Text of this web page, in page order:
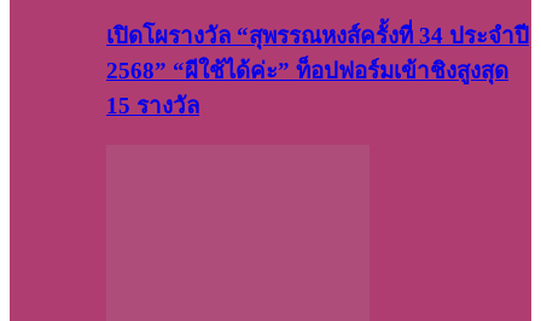
เปิดโผรางวัล “สุพรรณหงส์ครั้งที่ 34 ประจำปี
2568” “ผีใช้ได้ค่ะ” ท็อปฟอร์มเข้าชิงสูงสุด
15 รางวัล